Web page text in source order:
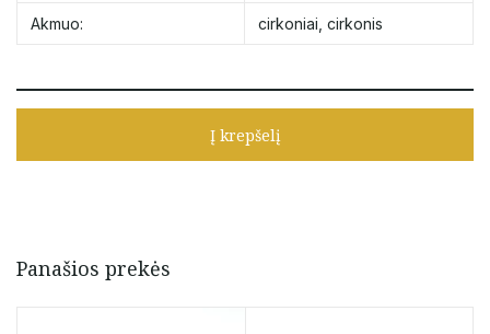
Akmuo: cirkoniai cirkonis
Į krepšelį
Panašios prekės